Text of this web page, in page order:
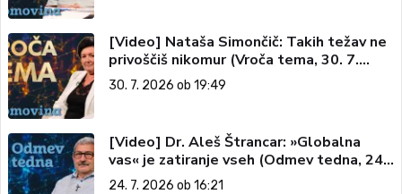
[Video] Nataša Simončič: Takih težav ne
privoščiš nikomur (Vroča tema, 30. 7.
2026)
30. 7. 2026 ob 19:49
[Video] Dr. Aleš Štrancar: »Globalna
vas« je zatiranje vseh (Odmev tedna, 24.
7. 2026)
24. 7. 2026 ob 16:21